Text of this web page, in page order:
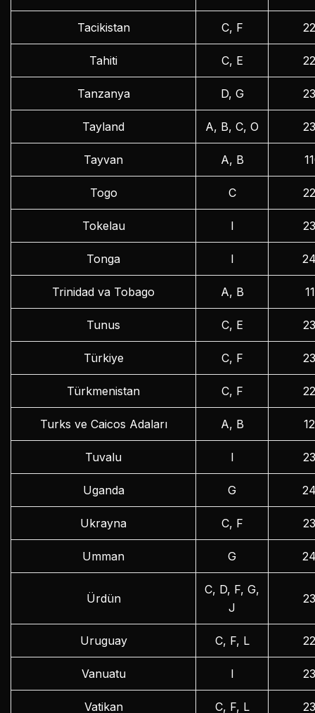
Tacikistan C, F
Tahiti C, E
Tanzanya D, G
Tayland A, B, C, O
Tayvan A, B
Togo C
Tokelau I
Tonga I
Trinidad va Tobago A, B
Tunus C, E
Türkiye C, F
Türkmenistan C, F
Turks ve Caicos Adaları A, B
Tuvalu I
Uganda G
Ukrayna C, F
Umman G
Ürdün
C, D, F, G,
J
Uruguay C, F, L
Vanuatu I
Vatikan C, F, L